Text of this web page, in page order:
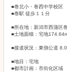
■巻北小・巻西中学校区
■巻駅 徒歩１１分
■所在地：新潟市西蒲区
■土地面積：宅地
■接道状況：東側公道
■地目：宅地
■都市計画：市街化区域